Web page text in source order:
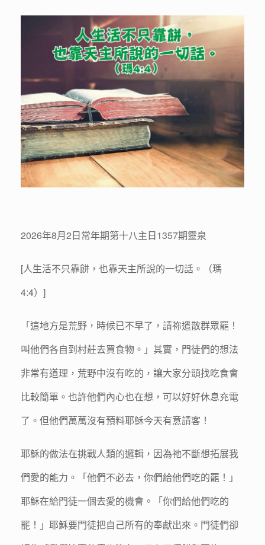
2026年8月2日常年期第十八主日1357期靈泉
[人生活不只靠餅，也靠天主所說的一切話。（瑪
4:4）]
「這地方是荒野，時候已不早了，請祢遣散群眾罷！
叫他們各自到村莊去買食物。」其實，門徒們的想法
非常有道理，荒野中沒有吃的，讓大家分頭找吃食會
比較簡單。也許他們內心也在想，可以好好休息充電
了。但他們萬萬沒有預料耶穌今天有意請客！
耶穌的做法在挑戰人類的邏輯，因為祂不斷想拓展我
們愛的能力。「他們不必去，你們給他們吃的罷！」
耶穌在給門徒一個去愛的機會。「你們給他們吃的
罷！」耶穌要門徒把自己所有的奉獻出來。門徒們卻